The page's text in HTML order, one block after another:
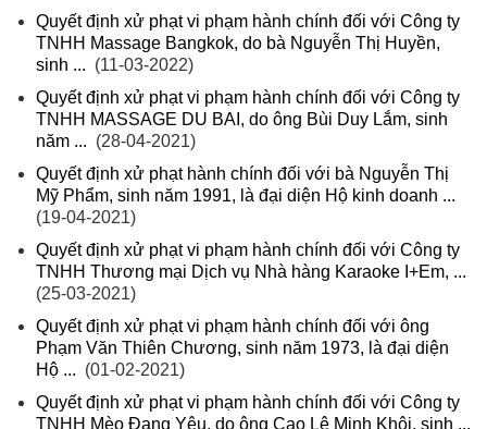
Quyết định xử phạt vi phạm hành chính đối với Công ty
TNHH Massage Bangkok, do bà Nguyễn Thị Huyền,
sinh ... (11-03-2022)
Quyết định xử phạt vi phạm hành chính đối với Công ty
TNHH MASSAGE DU BAI, do ông Bùi Duy Lắm, sinh
năm ... (28-04-2021)
Quyết định xử phạt hành chính đối với bà Nguyễn Thị
Mỹ Phẩm, sinh năm 1991, là đại diện Hộ kinh doanh ...
(19-04-2021)
Quyết định xử phạt vi phạm hành chính đối với Công ty
TNHH Thương mại Dịch vụ Nhà hàng Karaoke I+Em, ...
(25-03-2021)
Quyết định xử phạt vi phạm hành chính đối với ông
Phạm Văn Thiên Chương, sinh năm 1973, là đại diện
Hộ ... (01-02-2021)
Quyết định xử phạt vi phạm hành chính đối với Công ty
TNHH Mèo Đang Yêu, do ông Cao Lê Minh Khôi, sinh ...